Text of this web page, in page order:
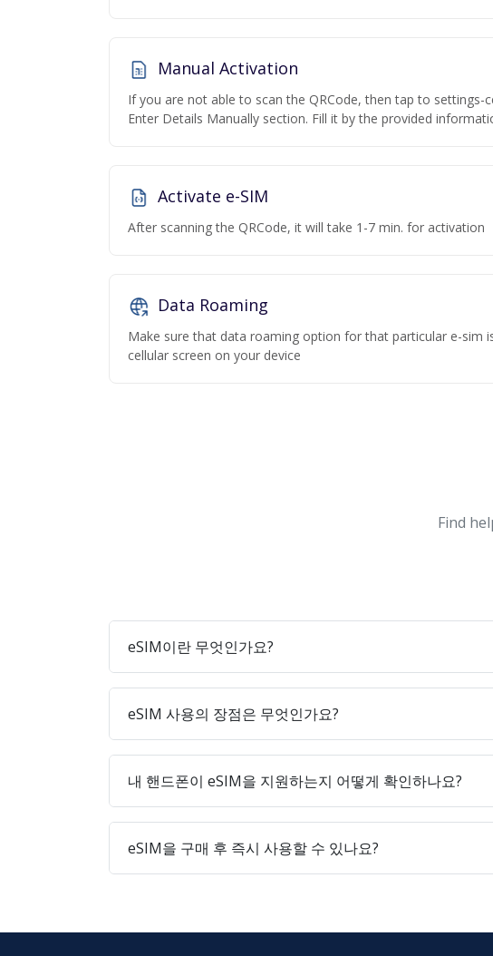
Manual Activation
If you are not able to scan the QRCode, then tap to settings-
Enter Details Manually section. Fill it by the provided
Activate e-SIM
After scanning the QRCode, it will take 1-7 min. for activation
Data Roaming
Make sure that data roaming option for that particular e-sim
cellular screen on your device
Find
eSIM이란 무엇인가요?
eSIM 사용의 장점은 무엇인가요?
내 핸드폰이 eSIM을 지원하는지 어떻게 확인하나요?
eSIM을 구매 후 즉시 사용할 수 있나요?